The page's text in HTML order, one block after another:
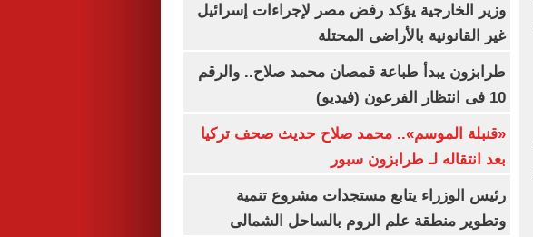
وزير الخارجية يؤكد رفض مصر لإجراءات إسرائيل
غير القانونية بالأراضى المحتلة
طرابزون يبدأ طباعة قمصان محمد صلاح.. والرقم
10 فى انتظار الفرعون (فيديو)
«قنبلة الموسم».. محمد صلاح حديث صحف تركيا
بعد انتقاله لـ طرابزون سبور
رئيس الوزراء يتابع مستجدات مشروع تنمية
وتطوير منطقة علم الروم بالساحل الشمالى